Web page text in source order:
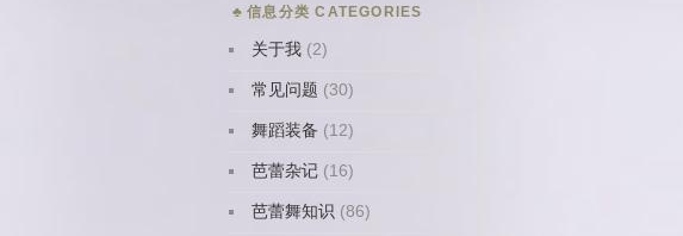
信息分类 CATEGORIES
关于我(2)
常见问题 (30)
舞蹈装备 (12)
芭蕾杂记(16)
芭蕾舞知识 (86)